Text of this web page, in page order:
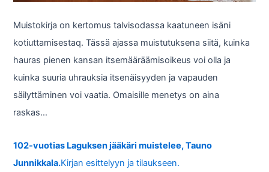
Muistokirja on kertomus talvisodassa kaatuneen isäni
kotiuttamisestaq. Tässä ajassa muistutuksena siitä, kuinka
hauras pienen kansan itsemääräämisoikeus voi olla ja
kuinka suuria uhrauksia itsenäisyyden ja vapauden
säilyttäminen voi vaatia. Omaisille menetys on aina
raskas…
102-vuotias Laguksen jääkäri muistelee, Tauno
Junnikkala.Kirjan esittelyyn ja tilaukseen.